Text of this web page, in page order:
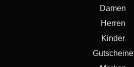
Damen
Herren
Kinder
Gutscheine